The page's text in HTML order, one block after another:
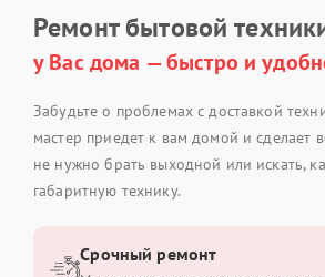
Ремонт бытовой
у Вас дома — быстро и
Забудьте о проблемах с доставкой
мастер приедет к вам домой и сделает
не нужно брать выходной или искать,
габаритную технику.
Срочный ремонт